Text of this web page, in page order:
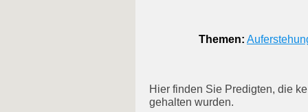
Themen:
Hier finden Sie Predigten, die
gehalten wurden.